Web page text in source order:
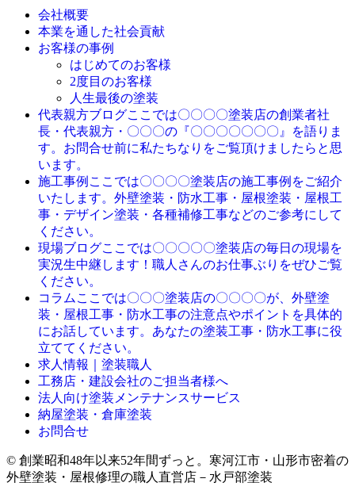
会社概要
本業を通した社会貢献
お客様の事例
はじめてのお客様
2度目のお客様
人生最後の塗装
代表親方ブログここでは〇〇〇〇塗装店の創業者社
長・代表親方・〇〇〇の『〇〇〇〇〇〇〇』を語りま
す。お問合せ前に私たちなりをご覧頂けましたらと思
います。
施工事例 ここでは〇〇〇〇塗装店の施工事例をご紹介
いたします。外壁塗装・防水工事・屋根塗装・屋根工
事・デザイン塗装・各種補修工事などのご参考にして
ください。
現場ブログここでは〇〇〇〇〇塗装店の毎日の現場を
実況生中継します！職人さんのお仕事ぶりをぜひご覧
ください。
コラム ここでは〇〇〇塗装店の〇〇〇〇が、外壁塗
装・屋根工事・防水工事の注意点やポイントを具体的
にお話しています。あなたの塗装工事・防水工事に役
立ててください。
求人情報｜塗装職人
工務店・建設会社のご担当者様へ
法人向け塗装メンテナンスサービス
納屋塗装・倉庫塗装
お問合せ
© 創業昭和48年以来52年間ずっと。寒河江市・山形市密着の
外壁塗装・屋根修理の職人直営店－水戸部塗装